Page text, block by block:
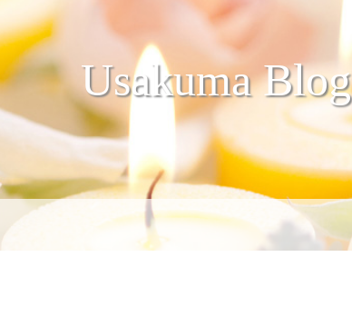
Usakuma Blog